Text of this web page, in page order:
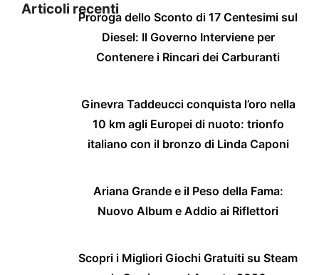
Articoli recentiProroga dello Sconto di 17 Centesimi sul
Diesel: Il Governo Interviene per
Contenere i Rincari dei Carburanti
Ginevra Taddeucci conquista l’oro nella
10 km agli Europei di nuoto: trionfo
italiano con il bronzo di Linda Caponi
Ariana Grande e il Peso della Fama:
Nuovo Album e Addio ai Riflettori
Scopri i Migliori Giochi Gratuiti su Steam